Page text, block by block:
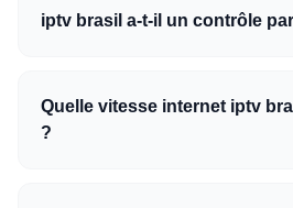
iptv brasil a-t-il un contrôle
Quelle vitesse internet iptv
?